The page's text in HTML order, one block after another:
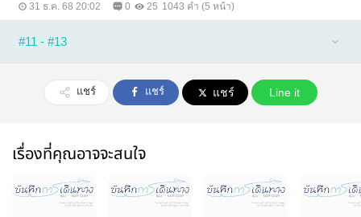
31 ธ.ค. 68 20:02 0 25 1043 คำ (5 หน้า)
#11 - #13
แชร์ แชร์ แชร์ Line it
เรื่องที่คุณอาจจะสนใจ